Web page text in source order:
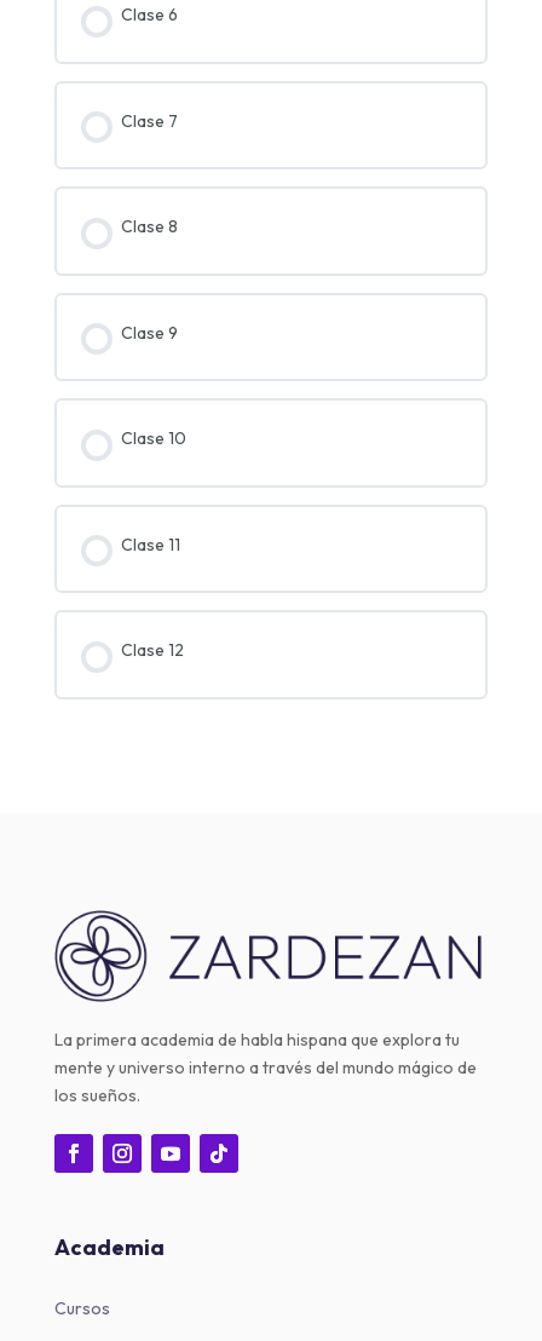
Clase 6
Clase 7
Clase 8
Clase 9
Clase 10
Clase 11
Clase 12
La primera academia de habla hispana que explora tu
mente y universo interno a través del mundo mágico de
los sueños.
Academia
Cursos